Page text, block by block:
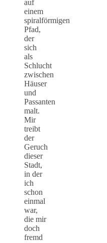
auf
einem
spiralförmigen
Pfad,
der
sich
als
Schlucht
zwischen
Häuser
und
Passanten
malt.
Mir
treibt
der
Geruch
dieser
Stadt,
in der
ich
schon
einmal
war,
die mir
doch
fremd